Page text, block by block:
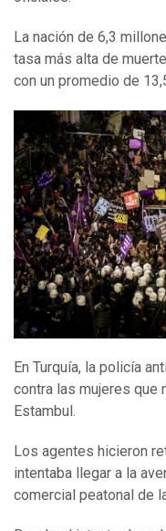
La nación de 6,3
tasa más alta de
con un promedio de
En Turquía, la policía
contra las mujeres que
Estambul.
Los agentes hicieron
intentaba llegar a la
comercial peatonal de